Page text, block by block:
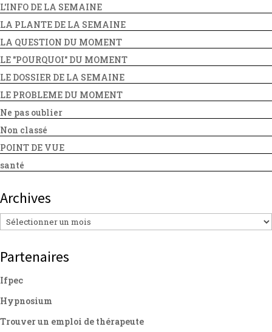
L'INFO DE LA SEMAINE
LA PLANTE DE LA SEMAINE
LA QUESTION DU MOMENT
LE "POURQUOI" DU MOMENT
LE DOSSIER DE LA SEMAINE
LE PROBLEME DU MOMENT
Ne pas oublier
Non classé
POINT DE VUE
santé
Archives
Archives
Partenaires
Ifpec
Hypnosium
Trouver un emploi de thérapeute